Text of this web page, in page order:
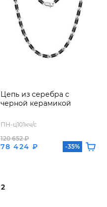
Цепь из серебра с
черной керамикой
ПН-ц101кч/с
78 424 ₽
120 652 ₽
-35%
2